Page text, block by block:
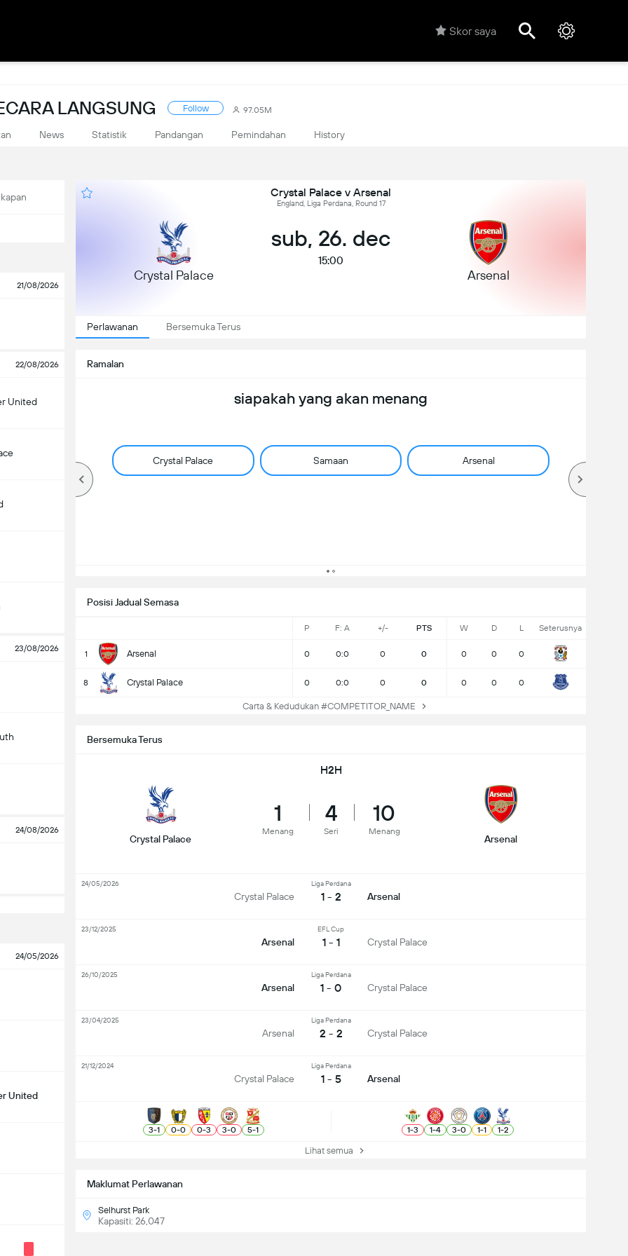
Skor saya
LANGSUNG Follow 97.05M
News Statistik Pandangan Pemindahan History
21/08/2026
22/08/2026
United
23/08/2026
24/08/2026
24/05/2026
United
Crystal Palace v Arsenal
England, Liga Perdana, Round 17
Crystal Palace
sub, 26. dec
15:00
Arsenal
Perlawanan Bersemuka Terus
Ramalan
siapakah yang akan menang
Crystal Palace Samaan Arsenal
Posisi Jadual Semasa
P F: A +/- PTS W D L Seterusnya
1 Arsenal 0 0:0 0 0 0 0 0
8 Crystal Palace 0 0:0 0 0 0 0 0
Carta & Kedudukan #COMPETITOR_NAME
Maklumat Perlawanan
Selhurst Park
Kapasiti: 26,047
Bersemuka Terus
H2H
Crystal Palace
1
Menang
4
Seri
10
Menang
Arsenal
Crystal Palace
Liga Perdana
1 - 2 Arsenal
24/05/2026
Arsenal
EFL Cup
1 - 1 Crystal Palace
23/12/2025
Arsenal
Liga Perdana
1 - 0 Crystal Palace
26/10/2025
Arsenal
Liga Perdana
2 - 2 Crystal Palace
23/04/2025
Crystal Palace
Liga Perdana
1 - 5 Arsenal
21/12/2024
3-1 0-0 0-3 3-0 5-1 1-3 1-4 3-0 1-1 1-2
Lihat semua